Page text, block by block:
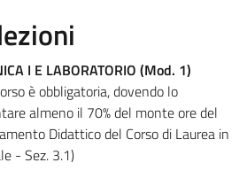
I E LABORATORIO (Mod. 1)
è obbligatoria, dovendo lo
almeno il 70% del monte ore del
Didattico del Corso di Laurea in
- Sez. 3.1)